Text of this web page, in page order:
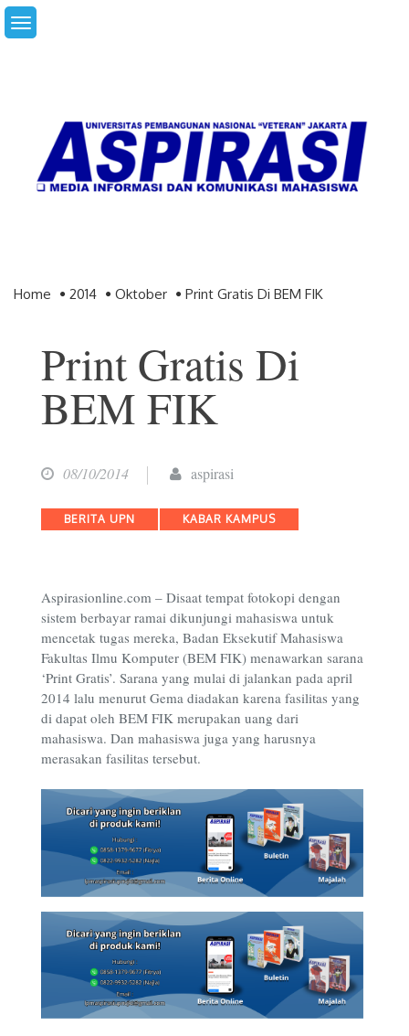
Skip
to
Home 2014 Oktober Print Gratis Di BEM FIK
Print Gratis Di
BEM FIK
08/10/2014 aspirasi
Categories
BERITA UPN KABAR KAMPUS
Aspirasionline.com – Disaat tempat fotokopi dengan
sistem berbayar ramai dikunjungi mahasiswa untuk
mencetak tugas mereka, Badan Eksekutif Mahasiswa
Fakultas Ilmu Komputer (BEM FIK) menawarkan sarana
‘Print Gratis’. Sarana yang mulai di jalankan pada april
2014 lalu menurut Gema diadakan karena fasilitas yang
di dapat oleh BEM FIK merupakan uang dari
mahasiswa. Dan mahasiswa juga yang harusnya
merasakan fasilitas tersebut.